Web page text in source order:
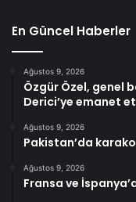
En Güncel Haberler
Ağustos 9, 2026
Özgür Özel, genel
Derici’ye emanet
Ağustos 9, 2026
Pakistan’da
Ağustos 9, 2026
Fransa ve